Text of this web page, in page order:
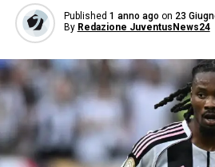
Published 1 anno ago on 23
By Redazione JuventusNews24